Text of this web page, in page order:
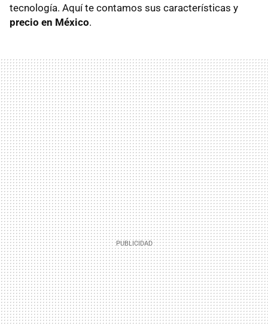
tecnología. Aquí te contamos sus características y
precio en México.